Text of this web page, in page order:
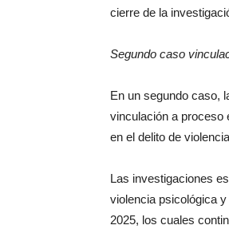
cierre de la
Segundo caso
En un segundo caso,
vinculación a proceso
en el delito de
Las investigaciones
violencia psicológica
2025, los cuales